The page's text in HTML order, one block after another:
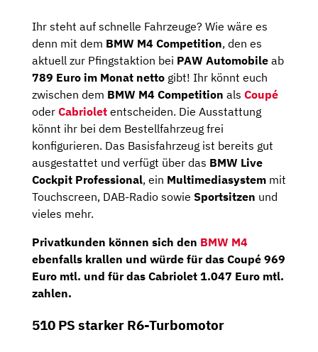
Ihr steht auf schnelle Fahrzeuge? Wie wäre es
denn mit dem BMW M4 Competition, den es
aktuell zur Pfingstaktion bei PAW Automobile ab
789 Euro im Monat netto gibt! Ihr könnt euch
zwischen dem BMW M4 Competition als Coupé
oder Cabriolet entscheiden. Die Ausstattung
könnt ihr bei dem Bestellfahrzeug frei
konfigurieren. Das Basisfahrzeug ist bereits gut
ausgestattet und verfügt über das BMW Live
Cockpit Professional, ein Multimediasystem mit
Touchscreen, DAB-Radio sowie Sportsitzen und
vieles mehr.
Privatkunden können sich den BMW M4
ebenfalls krallen und würde für das Coupé 969
Euro mtl. und für das Cabriolet 1.047 Euro mtl.
zahlen.
510 PS starker R6-Turbomotor